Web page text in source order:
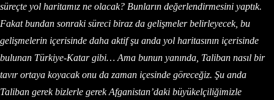
süreçte yol haritamız ne olacak? Bunların değerlendirmesini yaptık.
Fakat bundan sonraki süreci biraz da gelişmeler belirleyecek, bu
gelişmelerin içerisinde daha aktif şu anda yol haritasının içerisinde
bulunan Türkiye-Katar gibi… Ama bunun yanında, Taliban nasıl bir
tavır ortaya koyacak onu da zaman içesinde göreceğiz. Şu anda
Taliban gerek bizlerle gerek Afganistan’daki büyükelçiliğimizle